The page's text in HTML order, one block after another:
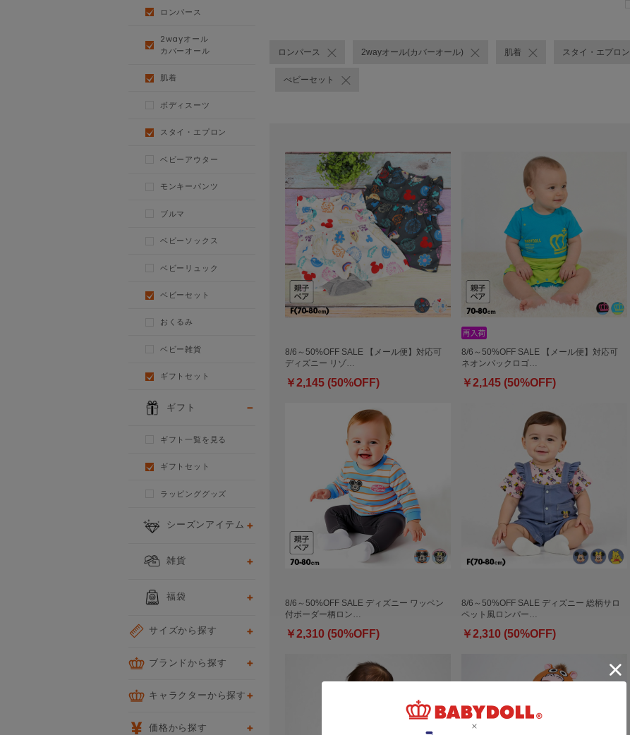
ロンパース 2wayオール(カバーオール) 肌着 スタイ・エプロン
べビーセット
8/6～50%OFF SALE 【メール便】対応可
ディズニー リゾ…
￥2,145 (50%OFF)
8/6～50%OFF SALE 【メール便】対応可
ネオンバックロゴ…
￥2,145 (50%OFF)
8/6～50%OFF SALE ディズニー ワッペン
付ボーダー柄ロン…
￥2,310 (50%OFF)
8/6～50%OFF SALE ディズニー 総柄サロ
ペット風ロンパー…
￥2,310 (50%OFF)
ロンパース
2wayオール
カバーオール
肌着
ボディスーツ
スタイ・エプロン
ベビーアウター
モンキーパンツ
ブルマ
ベビーソックス
ベビーリュック
ベビーセット
おくるみ
ベビー雑貨
ギフトセット
ギフト
ギフト一覧を見る
ギフトセット
ラッピンググッズ
シーズンアイテム
雑貨
福袋
サイズから探す
ブランドから探す
キャラクターから探す
価格から探す